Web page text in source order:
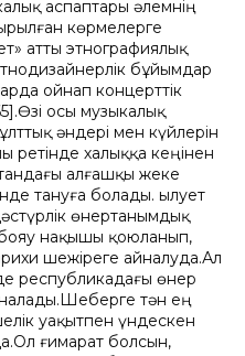
аспаптары əлемнің
көрмелерге
атты этнографиялық
бұйымдар
ойнап концерттік
осы музыкалық
əндері мен күйлерін
халыққа кеңінен
алғашқы жеке
тануға болады. Қылует
өнертанымдық
нақышы қоюланып,
шежіреге айналуда.Ал
республикадағы өнер
тəн ең
уақытпен үндескен
ғимарат болсын,